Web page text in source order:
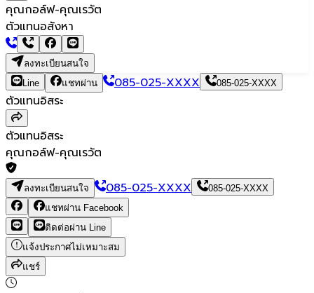
คุณกอล์ฟ-คุณเรวัต
ตัวแทนอสังหา
ลงทะเบียนสนใจ
Line
แชทผ่าน 085-025-XXXX 085-025-XXXX
ตัวแทนอิสระ
ตัวแทนอิสระ
คุณกอล์ฟ-คุณเรวัต
ลงทะเบียนสนใจ 085-025-XXXX
085-025-XXXX
แชทผ่าน Facebook
ติดต่อผ่าน Line
แจ้งประกาศไม่เหมาะสม
แชร์